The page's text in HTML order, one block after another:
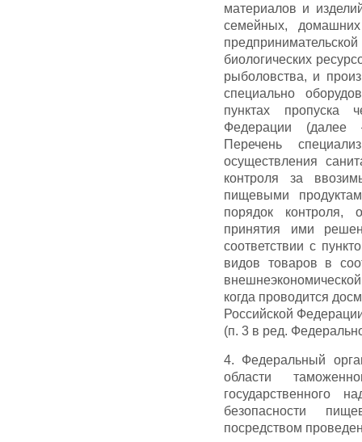
материалов и
семейных,
биологических
рыболовства, и
специально
пунктах пропуска
Федерации (далее
Перечень
осуществления
контроля за
пищевыми
порядок контроля,
принятия ими
соответствии с
видов товаров в
когда проводится
Российской
(п. 3 в ред.
4. Федеральный
области
государственного
безопасности
посредством